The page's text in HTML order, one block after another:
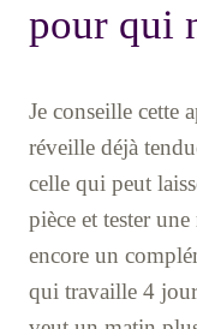
pour qui
Je conseille cette
réveille déjà
celle qui peut
pièce et tester
encore un
qui travaille 4